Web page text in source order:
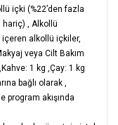
içki (%22’den fazla
hariç) , Alkollü
içeren alkollü içkiler,
veya Cilt Bakım
, Kahve: 1 kg ,Çay: 1 kg
bağlı olarak ,
program akışında